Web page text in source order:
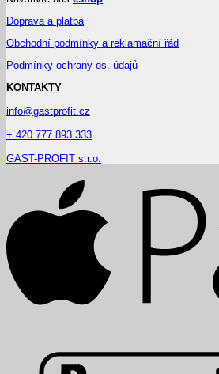
Doprava a platba
Obchodní podmínky a reklamační řád
Podmínky ochrany os. údajů
KONTAKTY
info@gastprofit.cz
+ 420 777 893 333
GAST-PROFIT s.r.o.